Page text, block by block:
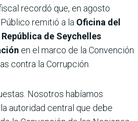
recordó que, en agosto
remitió a la Oficina del
de Seychelles
en el marco de la Convención
contra la Corrupción.
Nosotros habíamos
autoridad central que debe